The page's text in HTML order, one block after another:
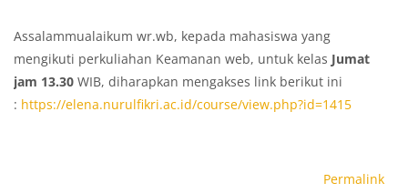
Assalammualaikum wr.wb, kepada mahasiswa yang
mengikuti perkuliahan Keamanan web, untuk kelas Jumat
jam 13.30 WIB, diharapkan mengakses link berikut ini
: https://elena.nurulfikri.ac.id/course/view.php?id=1415
Permalink